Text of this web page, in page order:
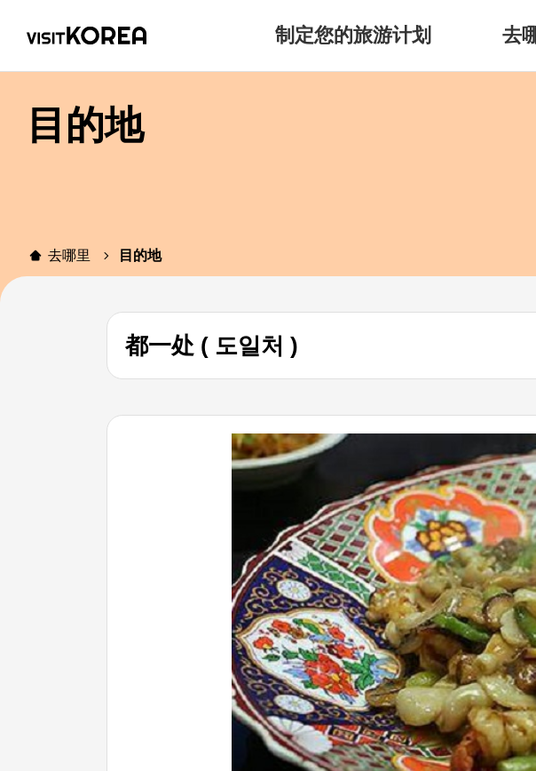
制定您的旅游计划 去
目的地
去哪里 目的地
都一处 ( 도일처 )